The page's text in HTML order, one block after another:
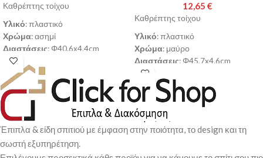
Καθρέπτης τοίχου
Υλικό: πλαστικό
Χρώμα: ασημί
Διαστάσεις: Φ40.6x4.4cm
Παράδοση σε 3-10 εργάσιμες
ημέρες
12,65 €
Καθρέπτης τοίχου
Υλικό: πλαστικό
Χρώμα: μαύρο
Διαστάσεις: Φ45.7x4.6cm
Παράδοση σε 3-10 εργάσιμες
ημέρες
Έπιπλα & είδη σπιτιού με έμφαση στην ποιότητα, το design και τη
σωστή εξυπηρέτηση.